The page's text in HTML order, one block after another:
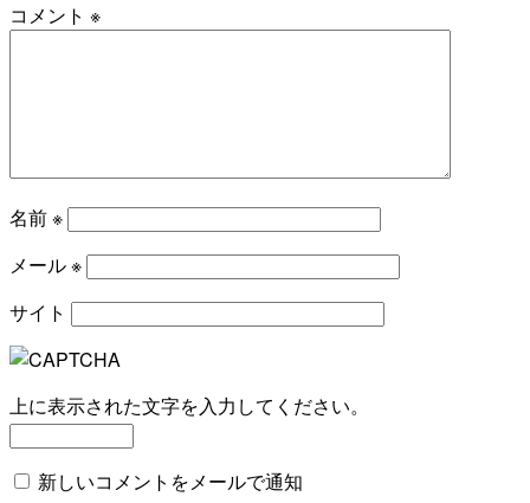
コメント ※
名前※
メール※
サイト
上に表示された文字を入力してください。
新しいコメントをメールで通知